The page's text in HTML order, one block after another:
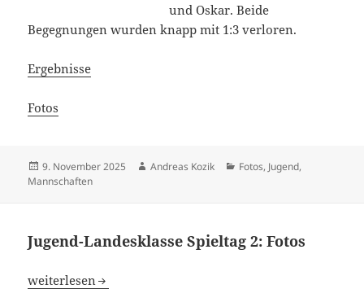
und Oskar. Beide
Begegnungen wurden knapp mit 1:3 verloren.
Ergebnisse
Fotos
Veröffentlicht
am
9. November 2025 Autor
Andreas Kozik Kategorien
Fotos, Jugend,
Mannschaften
Jugend-Landesklasse Spieltag 2: Fotos
Jugend-Landesklasse Spieltag 2: Fotos
weiterlesen